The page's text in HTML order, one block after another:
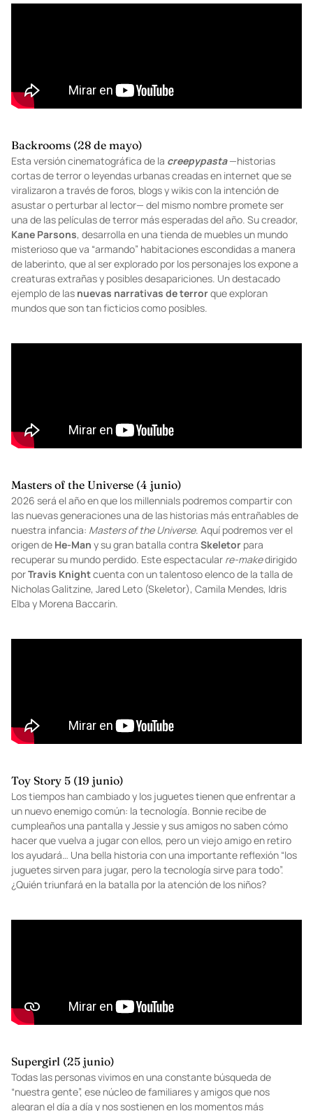
Backrooms (28 de mayo)
Esta versión cinematográfica de la creepypasta—historias
cortas de terror o leyendas urbanas creadas en internet que se
viralizaron a través de foros, blogs y wikis con la intención de
asustar o perturbar al lector— del mismo nombre promete ser
una de las películas de terror más esperadas del año. Su creador,
Kane Parsons, desarrolla en una tienda de muebles un mundo
misterioso que va “armando” habitaciones escondidas a manera
de laberinto, que al ser explorado por los personajes los expone a
creaturas extrañas y posibles desapariciones. Un destacado
ejemplo de las nuevas narrativas de terrorque exploran
mundos que son tan ficticios como posibles.
Masters of the Universe (4 junio)
2026 será el año en que los millennials podremos compartir con
las nuevas generaciones una de las historias más entrañables de
nuestra infancia: Masters of the Universe. Aquí podremos ver el
origen de He-Man y su gran batalla contra Skeletor para
recuperar su mundo perdido. Este espectacular re-makedirigido
porTravis Knightcuenta con un talentoso elenco de la talla de
Nicholas Galitzine, Jared Leto (Skeletor), Camila Mendes, Idris
Elba y Morena Baccarin.
Toy Story 5 (19 junio)
Los tiempos han cambiado y los juguetes tienen que enfrentar a
un nuevo enemigo común: la tecnología. Bonnie recibe de
cumpleaños una pantalla y Jessie y sus amigos no saben cómo
hacer que vuelva a jugar con ellos, pero un viejo amigo en retiro
los ayudará… Una bella historia con una importante reflexión “los
juguetes sirven para jugar, pero la tecnología sirve para todo”.
¿Quién triunfará en la batalla por la atención de los niños?
Supergirl (25 junio)
Todas las personas vivimos en una constante búsqueda de
“nuestra gente”, ese núcleo de familiares y amigos que nos
alegran el día a día y nos sostienen en los momentos más